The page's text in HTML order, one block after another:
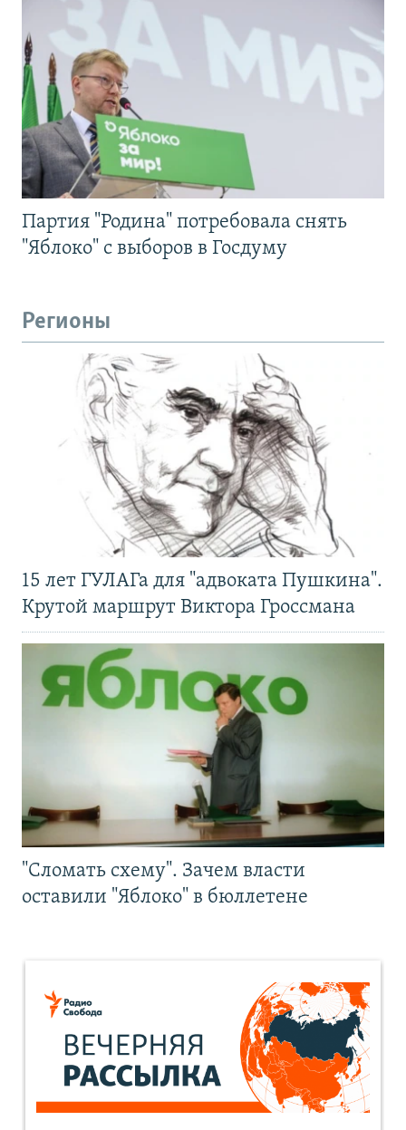
Партия "Родина" потребовала снять
"Яблоко" с выборов в Госдуму
Регионы
15 лет ГУЛАГа для "адвоката Пушкина".
Крутой маршрут Виктора Гроссмана
"Сломать схему". Зачем власти
оставили "Яблоко" в бюллетене